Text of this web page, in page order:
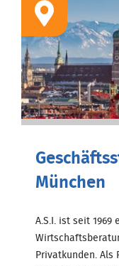
München
A.S.I. ist seit 1969
Privatkunden. Als